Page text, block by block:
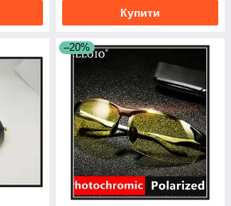
Купити
–20%